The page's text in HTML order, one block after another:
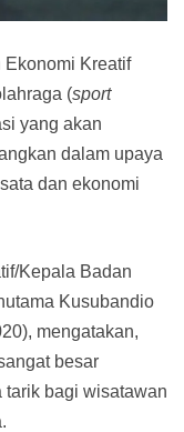
Ekonomi Kreatif
(sport
yang akan
dalam upaya
dan ekonomi
Kepala Badan
Kusubandio
mengatakan,
besar
bagi wisatawan